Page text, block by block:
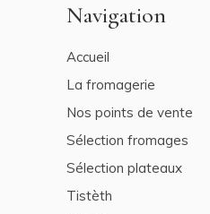
Navigation
Accueil
La fromagerie
Nos points de vente
Sélection fromages
Sélection plateaux
Tistèth